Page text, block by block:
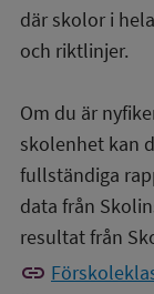
där skolor i
och riktlinjer.
Om du är
skolenhet kan
fullständiga
data från
resultat från
link